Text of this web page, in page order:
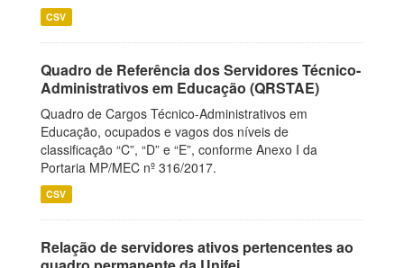
CSV
Quadro de Referência dos Servidores Técnico-
Administrativos em Educação (QRSTAE)
Quadro de Cargos Técnico-Administrativos em
Educação, ocupados e vagos dos níveis de
classificação “C”, “D” e “E”, conforme Anexo I da
Portaria MP/MEC nº 316/2017.
CSV
Relação de servidores ativos pertencentes ao